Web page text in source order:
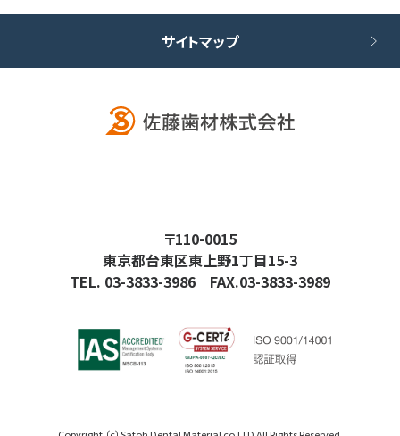
サイトマップ
〒110-0015
東京都台東区東上野1丁目15-3
TEL. 03-3833-3986 FAX.03-3833-3989